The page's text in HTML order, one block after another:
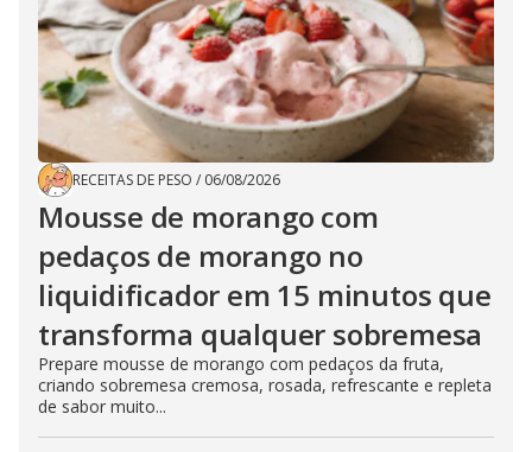
RECEITAS DE PESO / 06/08/2026
Mousse de morango com
pedaços de morango no
liquidificador em 15 minutos que
transforma qualquer sobremesa
Prepare mousse de morango com pedaços da fruta,
criando sobremesa cremosa, rosada, refrescante e repleta
de sabor muito...